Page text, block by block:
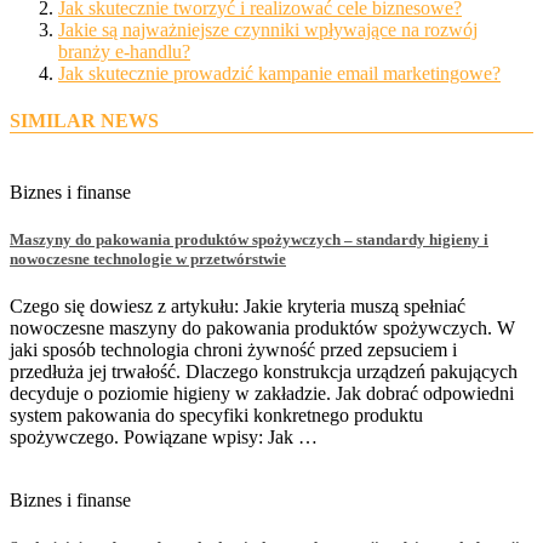
Jak skutecznie tworzyć i realizować cele biznesowe?
Jakie są najważniejsze czynniki wpływające na rozwój
branży e-handlu?
Jak skutecznie prowadzić kampanie email marketingowe?
SIMILAR NEWS
Biznes i finanse
Maszyny do pakowania produktów spożywczych – standardy higieny i
nowoczesne technologie w przetwórstwie
Czego się dowiesz z artykułu: Jakie kryteria muszą spełniać
nowoczesne maszyny do pakowania produktów spożywczych. W
jaki sposób technologia chroni żywność przed zepsuciem i
przedłuża jej trwałość. Dlaczego konstrukcja urządzeń pakujących
decyduje o poziomie higieny w zakładzie. Jak dobrać odpowiedni
system pakowania do specyfiki konkretnego produktu
spożywczego. Powiązane wpisy: Jak …
Biznes i finanse